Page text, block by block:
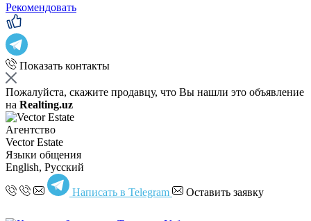
Рекомендовать
Показать контакты
Пожалуйста, скажите продавцу, что Вы нашли это объявление
на Realting.uz
Агентство
Vector Estate
Языки общения
English, Русский
Написать в Telegram Оставить заявку